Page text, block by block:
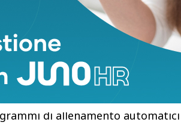
come comando di frenata e
compatibili, la fit bike regola
del terreno in tempo
salite, discese e condizioni di
di allenamento automatici